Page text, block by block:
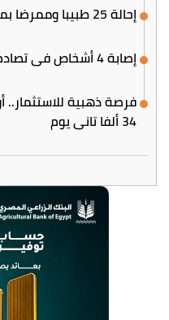
إحالة 25 طبيبا وممرضا بمستشفى السادات إلى التحقيق
إصابة 4 أشخاص في تصادم موتوسيكلين بالأقصر
34 ألفا تاني يوم